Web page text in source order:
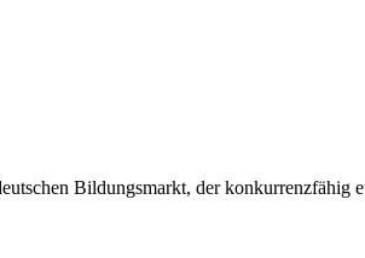
Bildungsmarkt, der konkurrenzfähig